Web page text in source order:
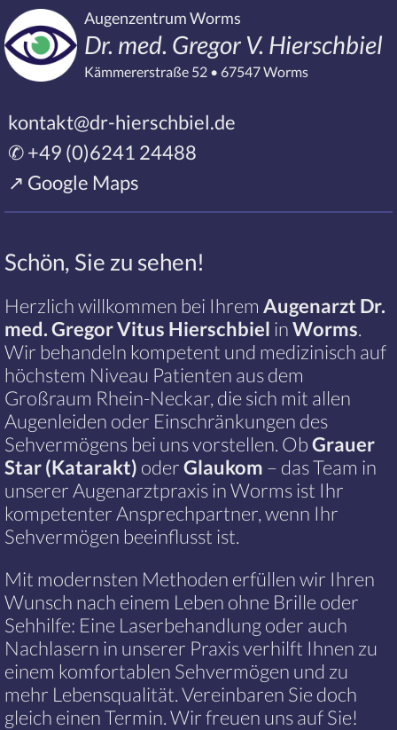
Augenzentrum Worms
Dr. med. Gregor V. Hierschbiel
Kämmererstraße 52 • 67547 Worms
kontakt@dr-hierschbiel.de
✆ +49 (0)6241 24488
↗ Google Maps
Schön, Sie zu sehen!
Herzlich willkommen bei Ihrem Augenarzt Dr.
med. Gregor Vitus Hierschbiel inWorms.
Wir behandeln kompetent und medizinisch auf
höchstem Niveau Patienten aus dem
Großraum Rhein-Neckar, die sich mit allen
Augenleiden oder Einschränkungen des
Sehvermögens bei uns vorstellen. ObGrauer
Star (Katarakt) oderGlaukom – das Team in
unserer Augenarztpraxis in Worms ist Ihr
kompetenter Ansprechpartner, wenn Ihr
Sehvermögen beeinflusst ist.
Mit modernsten Methoden erfüllen wir Ihren
Wunsch nach einem Leben ohne Brille oder
Sehhilfe: Eine Laserbehandlung oder auch
Nachlasern in unserer Praxis verhilft Ihnen zu
einem komfortablen Sehvermögen und zu
mehr Lebensqualität. Vereinbaren Sie doch
gleich einen Termin. Wir freuen uns auf Sie!